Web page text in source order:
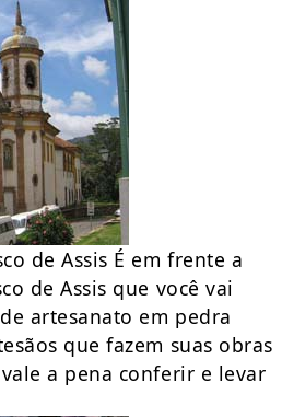
de Assis É em frente a
de Assis que você vai
artesanato em pedra
que fazem suas obras
a pena conferir e levar